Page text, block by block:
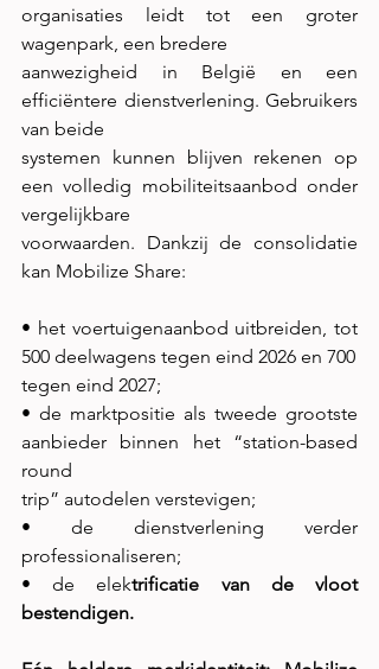
organisaties leidt tot een groter
wagenpark, een bredere
aanwezigheid in België en een
efficiëntere dienstverlening. Gebruikers
van beide
systemen kunnen blijven rekenen op
een volledig mobiliteitsaanbod onder
vergelijkbare
voorwaarden. Dankzij de consolidatie
kan Mobilize Share:
• het voertuigenaanbod uitbreiden, tot
500 deelwagens tegen eind 2026 en 700
tegen eind 2027;
• de marktpositie als tweede grootste
aanbieder binnen het “station-based
round
trip” autodelen verstevigen;
• de dienstverlening verder
professionaliseren;
• de elektrificatie van de vloot
bestendigen.